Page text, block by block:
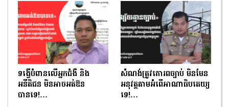
ទង្វើបំពានលើអ្នកជំងឺ និង
អនីតិជន មិនអាចអត់ឱន
បានទេ!…
សំណង់ត្រូវគោរពច្បាប់ មិនមែន
អនុវត្តតាមអំពើអាណាធិបតេយ្យ
ទេ!…